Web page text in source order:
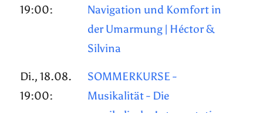
19:00:
Navigation und Komfort in
der Umarmung | Héctor &
Silvina
Di., 18.08.
19:00:
SOMMERKURSE -
Musikalität - Die